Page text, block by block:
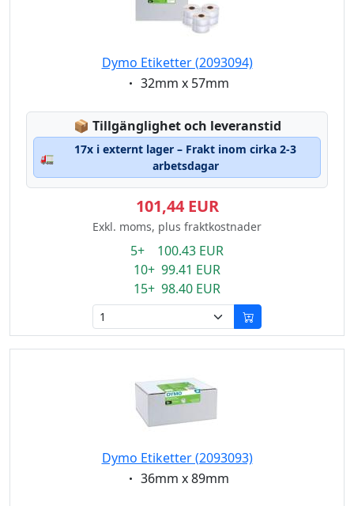
Dymo Etiketter (2093094)
Eigenschaft:
32mm x 57mm
📦 Lagerstatus:
Tillgänglighet och leveranstid
🚛
17x i externt lager – Frakt inom cirka 2-3
arbetsdagar
101,44 EUR
Exkl. moms, plus fraktkostnader
5+ 100.43 EUR
10+ 99.41 EUR
15+ 98.40 EUR
Dymo Etiketter (2093093)
Eigenschaft:
36mm x 89mm